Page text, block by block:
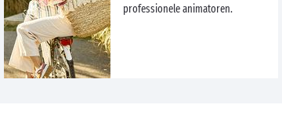
professionele animatoren.